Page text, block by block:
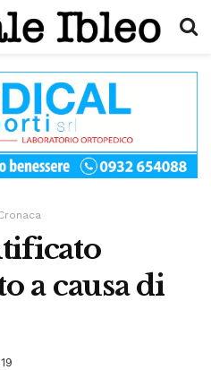
a causa di